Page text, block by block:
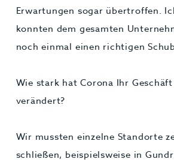
Erwartungen sogar übertroffen.
konnten dem gesamten
noch einmal einen richtigen
Wie stark hat Corona Ihr
verändert?
Wir mussten einzelne Standorte
schließen, beispielsweise in